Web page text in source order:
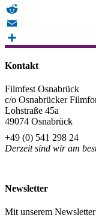
Telegram
Reddit
Email
Kontakt
Filmfest Osnabrück
c/o Osnabrücker
Lohstraße 45a
49074 Osnabrück
+49 (0) 541 298 24
Derzeit sind wir am
Newsletter
Mit unserem